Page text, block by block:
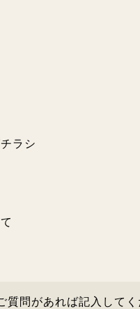
ラシ
質問があれば記入してく